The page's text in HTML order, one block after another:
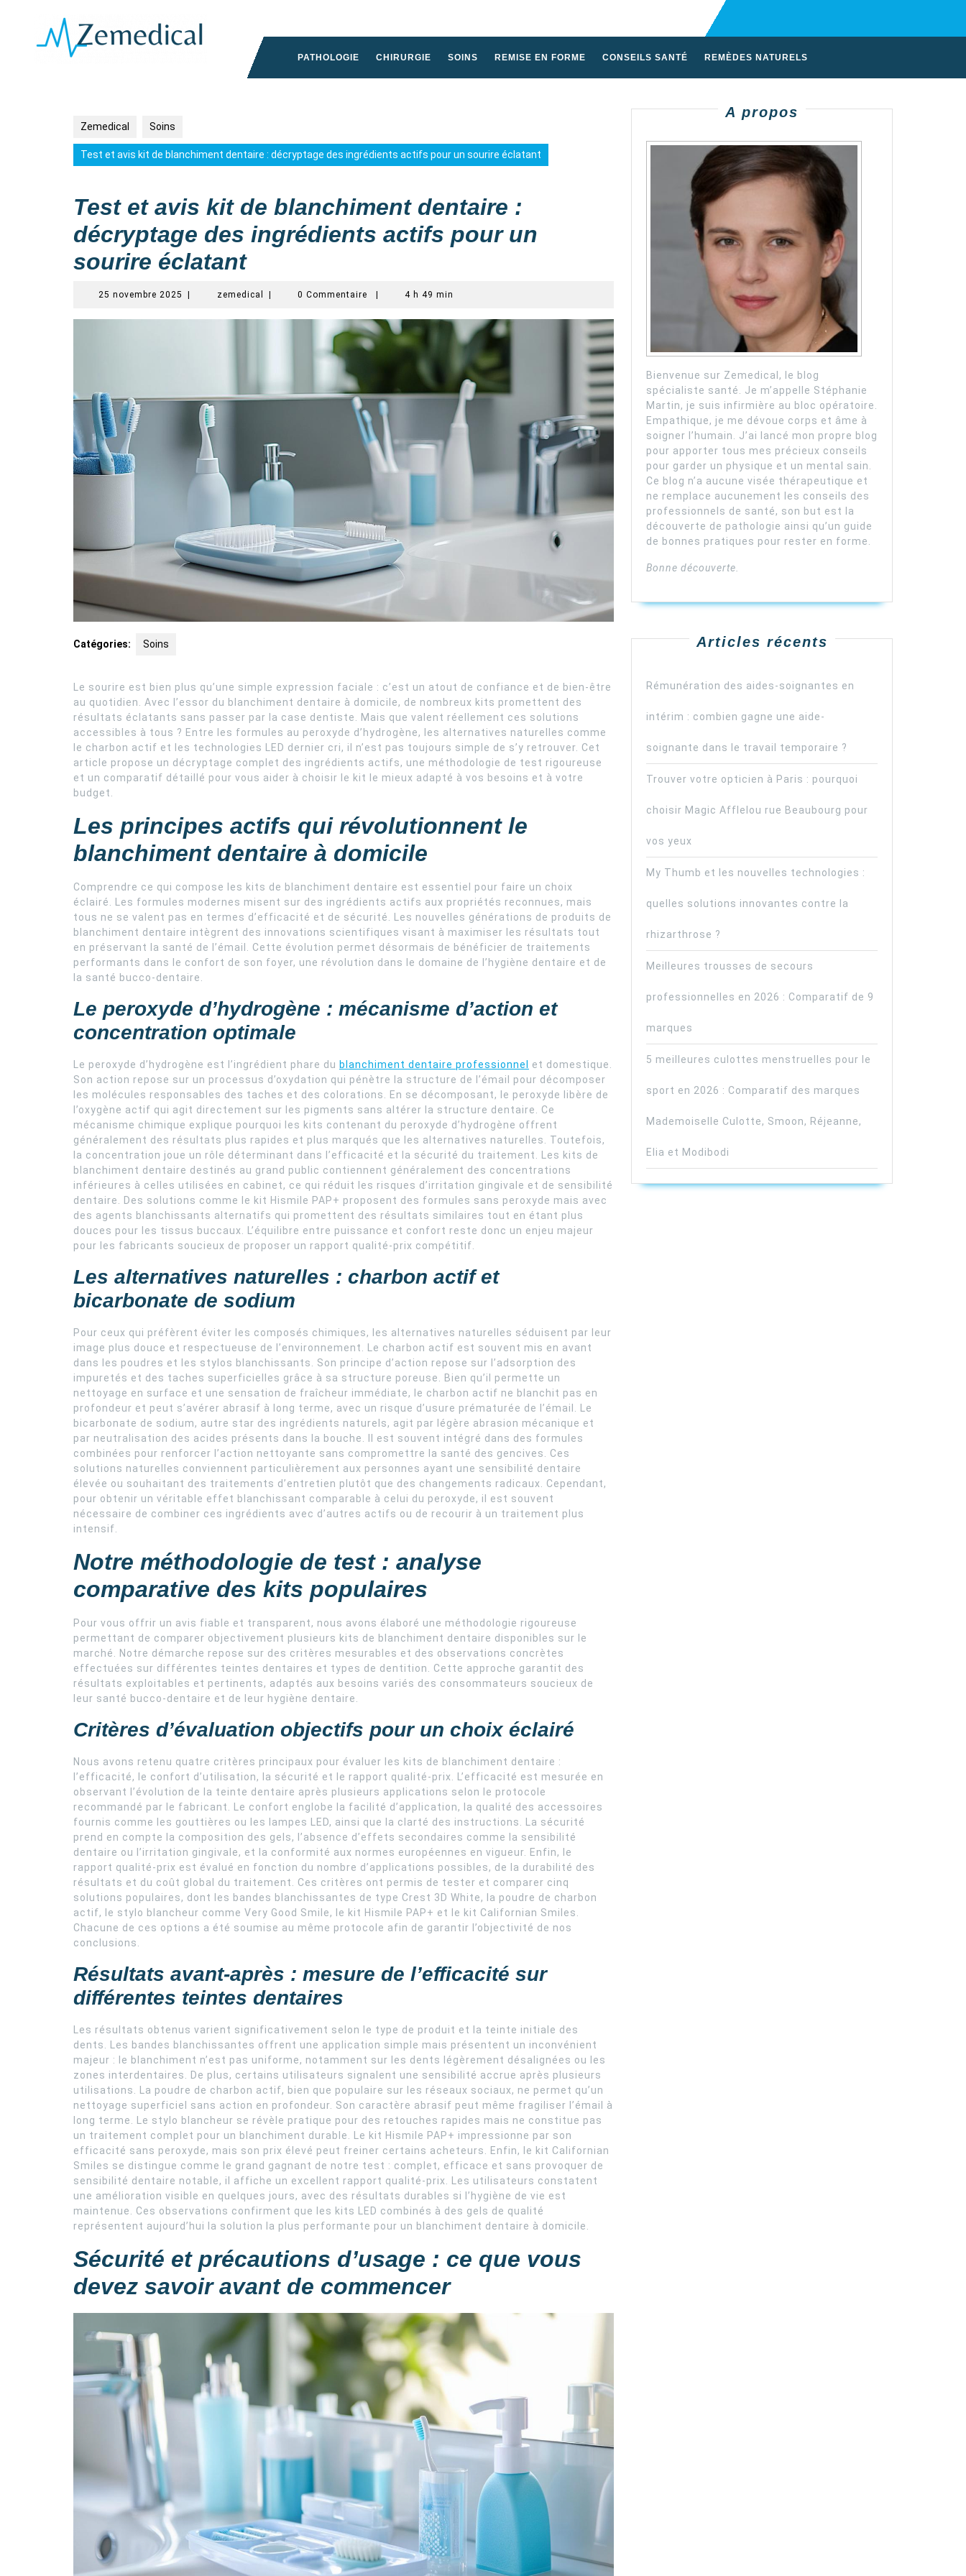
PATHOLOGIE CHIRURGIE SOINS REMISE EN FORME CONSEILS SANTÉ REMÈDES NATURELS
Zemedical Soins
Test et avis kit de blanchiment dentaire : décryptage des ingrédients actifs pour un sourire éclatant
Test et avis kit de blanchiment dentaire :
décryptage des ingrédients actifs pour un
sourire éclatant
25 novembre 2025 25
2025
zemedical zemedical0 Commentaire 4 h 49 min
Catégories: Soins
Le sourire est bien plus qu’une simple expression faciale : c’est un atout de confiance et de bien-être
au quotidien. Avec l’essor du blanchiment dentaire à domicile, de nombreux kits promettent des
résultats éclatants sans passer par la case dentiste. Mais que valent réellement ces solutions
accessibles à tous ? Entre les formules au peroxyde d’hydrogène, les alternatives naturelles comme
le charbon actif et les technologies LED dernier cri, il n’est pas toujours simple de s’y retrouver. Cet
article propose un décryptage complet des ingrédients actifs, une méthodologie de test rigoureuse
et un comparatif détaillé pour vous aider à choisir le kit le mieux adapté à vos besoins et à votre
budget.
Les principes actifs qui révolutionnent le
blanchiment dentaire à domicile
Comprendre ce qui compose les kits de blanchiment dentaire est essentiel pour faire un choix
éclairé. Les formules modernes misent sur des ingrédients actifs aux propriétés reconnues, mais
tous ne se valent pas en termes d’efficacité et de sécurité. Les nouvelles générations de produits de
blanchiment dentaire intègrent des innovations scientifiques visant à maximiser les résultats tout
en préservant la santé de l’émail. Cette évolution permet désormais de bénéficier de traitements
performants dans le confort de son foyer, une révolution dans le domaine de l’hygiène dentaire et de
la santé bucco-dentaire.
Le peroxyde d’hydrogène : mécanisme d’action et
concentration optimale
Le peroxyde d’hydrogène est l’ingrédient phare du blanchiment dentaire professionnel
et domestique.
Son action repose sur un processus d’oxydation qui pénètre la structure de l’émail pour décomposer
les molécules responsables des taches et des colorations. En se décomposant, le peroxyde libère de
l’oxygène actif qui agit directement sur les pigments sans altérer la structure dentaire. Ce
mécanisme chimique explique pourquoi les kits contenant du peroxyde d’hydrogène offrent
généralement des résultats plus rapides et plus marqués que les alternatives naturelles. Toutefois,
la concentration joue un rôle déterminant dans l’efficacité et la sécurité du traitement. Les kits de
blanchiment dentaire destinés au grand public contiennent généralement des concentrations
inférieures à celles utilisées en cabinet, ce qui réduit les risques d’irritation gingivale et de sensibilité
dentaire. Des solutions comme le kit Hismile PAP+ proposent des formules sans peroxyde mais avec
des agents blanchissants alternatifs qui promettent des résultats similaires tout en étant plus
douces pour les tissus buccaux. L’équilibre entre puissance et confort reste donc un enjeu majeur
pour les fabricants soucieux de proposer un rapport qualité-prix compétitif.
Les alternatives naturelles : charbon actif et
bicarbonate de sodium
Pour ceux qui préfèrent éviter les composés chimiques, les alternatives naturelles séduisent par leur
image plus douce et respectueuse de l’environnement. Le charbon actif est souvent mis en avant
dans les poudres et les stylos blanchissants. Son principe d’action repose sur l’adsorption des
impuretés et des taches superficielles grâce à sa structure poreuse. Bien qu’il permette un
nettoyage en surface et une sensation de fraîcheur immédiate, le charbon actif ne blanchit pas en
profondeur et peut s’avérer abrasif à long terme, avec un risque d’usure prématurée de l’émail. Le
bicarbonate de sodium, autre star des ingrédients naturels, agit par légère abrasion mécanique et
par neutralisation des acides présents dans la bouche. Il est souvent intégré dans des formules
combinées pour renforcer l’action nettoyante sans compromettre la santé des gencives. Ces
solutions naturelles conviennent particulièrement aux personnes ayant une sensibilité dentaire
élevée ou souhaitant des traitements d’entretien plutôt que des changements radicaux. Cependant,
pour obtenir un véritable effet blanchissant comparable à celui du peroxyde, il est souvent
nécessaire de combiner ces ingrédients avec d’autres actifs ou de recourir à un traitement plus
intensif.
Notre méthodologie de test : analyse
comparative des kits populaires
Pour vous offrir un avis fiable et transparent, nous avons élaboré une méthodologie rigoureuse
permettant de comparer objectivement plusieurs kits de blanchiment dentaire disponibles sur le
marché. Notre démarche repose sur des critères mesurables et des observations concrètes
effectuées sur différentes teintes dentaires et types de dentition. Cette approche garantit des
résultats exploitables et pertinents, adaptés aux besoins variés des consommateurs soucieux de
leur santé bucco-dentaire et de leur hygiène dentaire.
Critères d’évaluation objectifs pour un choix éclairé
Nous avons retenu quatre critères principaux pour évaluer les kits de blanchiment dentaire :
l’efficacité, le confort d’utilisation, la sécurité et le rapport qualité-prix. L’efficacité est mesurée en
observant l’évolution de la teinte dentaire après plusieurs applications selon le protocole
recommandé par le fabricant. Le confort englobe la facilité d’application, la qualité des accessoires
fournis comme les gouttières ou les lampes LED, ainsi que la clarté des instructions. La sécurité
prend en compte la composition des gels, l’absence d’effets secondaires comme la sensibilité
dentaire ou l’irritation gingivale, et la conformité aux normes européennes en vigueur. Enfin, le
rapport qualité-prix est évalué en fonction du nombre d’applications possibles, de la durabilité des
résultats et du coût global du traitement. Ces critères ont permis de tester et comparer cinq
solutions populaires, dont les bandes blanchissantes de type Crest 3D White, la poudre de charbon
actif, le stylo blancheur comme Very Good Smile, le kit Hismile PAP+ et le kit Californian Smiles.
Chacune de ces options a été soumise au même protocole afin de garantir l’objectivité de nos
conclusions.
Résultats avant-après : mesure de l’efficacité sur
différentes teintes dentaires
Les résultats obtenus varient significativement selon le type de produit et la teinte initiale des
dents. Les bandes blanchissantes offrent une application simple mais présentent un inconvénient
majeur : le blanchiment n’est pas uniforme, notamment sur les dents légèrement désalignées ou les
zones interdentaires. De plus, certains utilisateurs signalent une sensibilité accrue après plusieurs
utilisations. La poudre de charbon actif, bien que populaire sur les réseaux sociaux, ne permet qu’un
nettoyage superficiel sans action en profondeur. Son caractère abrasif peut même fragiliser l’émail à
long terme. Le stylo blancheur se révèle pratique pour des retouches rapides mais ne constitue pas
un traitement complet pour un blanchiment durable. Le kit Hismile PAP+ impressionne par son
efficacité sans peroxyde, mais son prix élevé peut freiner certains acheteurs. Enfin, le kit Californian
Smiles se distingue comme le grand gagnant de notre test : complet, efficace et sans provoquer de
sensibilité dentaire notable, il affiche un excellent rapport qualité-prix. Les utilisateurs constatent
une amélioration visible en quelques jours, avec des résultats durables si l’hygiène de vie est
maintenue. Ces observations confirment que les kits LED combinés à des gels de qualité
représentent aujourd’hui la solution la plus performante pour un blanchiment dentaire à domicile.
Sécurité et précautions d’usage : ce que vous
devez savoir avant de commencer
A propos
Bienvenue sur Zemedical, le blog
spécialiste santé. Je m’appelle Stéphanie
Martin, je suis infirmière au bloc opératoire.
Empathique, je me dévoue corps et âme à
soigner l’humain. J’ai lancé mon propre blog
pour apporter tous mes précieux conseils
pour garder un physique et un mental sain.
Ce blog n’a aucune visée thérapeutique et
ne remplace aucunement les conseils des
professionnels de santé, son but est la
découverte de pathologie ainsi qu’un guide
de bonnes pratiques pour rester en forme.
Bonne découverte.
Articles récents
Rémunération des aides-soignantes en
intérim : combien gagne une aide-
soignante dans le travail temporaire ?
Trouver votre opticien à Paris : pourquoi
choisir Magic Afflelou rue Beaubourg pour
vos yeux
My Thumb et les nouvelles technologies :
quelles solutions innovantes contre la
rhizarthrose ?
Meilleures trousses de secours
professionnelles en 2026 : Comparatif de 9
marques
5 meilleures culottes menstruelles pour le
sport en 2026 : Comparatif des marques
Mademoiselle Culotte, Smoon, Réjeanne,
Elia et Modibodi